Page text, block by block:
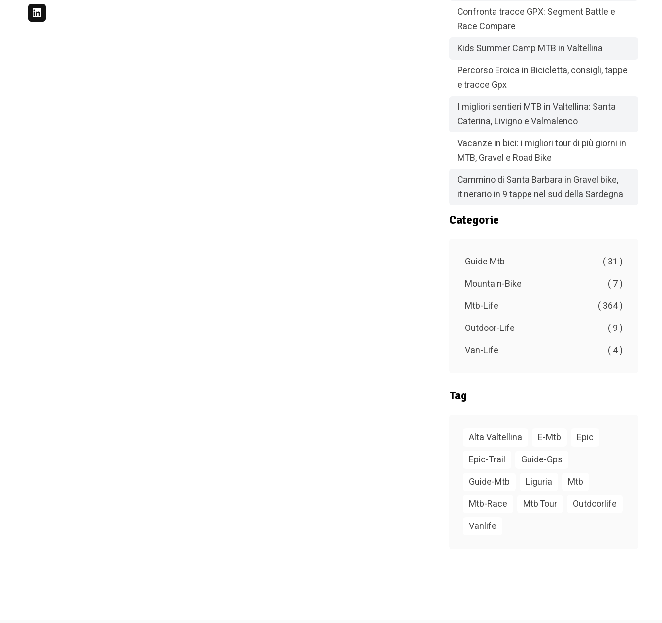
Confronta tracce GPX: Segment Battle e
Race Compare
Kids Summer Camp MTB in Valtellina
Percorso Eroica in Bicicletta, consigli, tappe
e tracce Gpx
I migliori sentieri MTB in Valtellina: Santa
Caterina, Livigno e Valmalenco
Vacanze in bici: i migliori tour di più giorni in
MTB, Gravel e Road Bike
Cammino di Santa Barbara in Gravel bike,
itinerario in 9 tappe nel sud della Sardegna
Categorie
Guide Mtb
( 31 )
Mountain-Bike
( 7 )
Mtb-Life
( 364 )
Outdoor-Life
( 9 )
Van-Life
( 4 )
Tag
Alta Valtellina E-Mtb
Epic
Epic-Trail
Guide-Gps
Guide-Mtb
Liguria
Mtb
Mtb-Race
Mtb Tour
Outdoorlife
Vanlife